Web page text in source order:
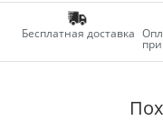
Бесплатная доставка